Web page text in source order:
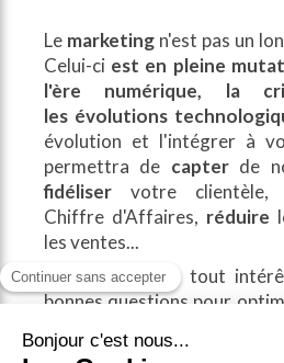
Le marketing n'est pas un
Celui-ci est en pleine
l'ère numérique, la
les évolutions
évolution et l'intégrer à
permettra de capter de
fidéliser votre clientèle,
Chiffre d'Affaires, réduire
les ventes...
Bref, vous avez tout
bonnes questions pour